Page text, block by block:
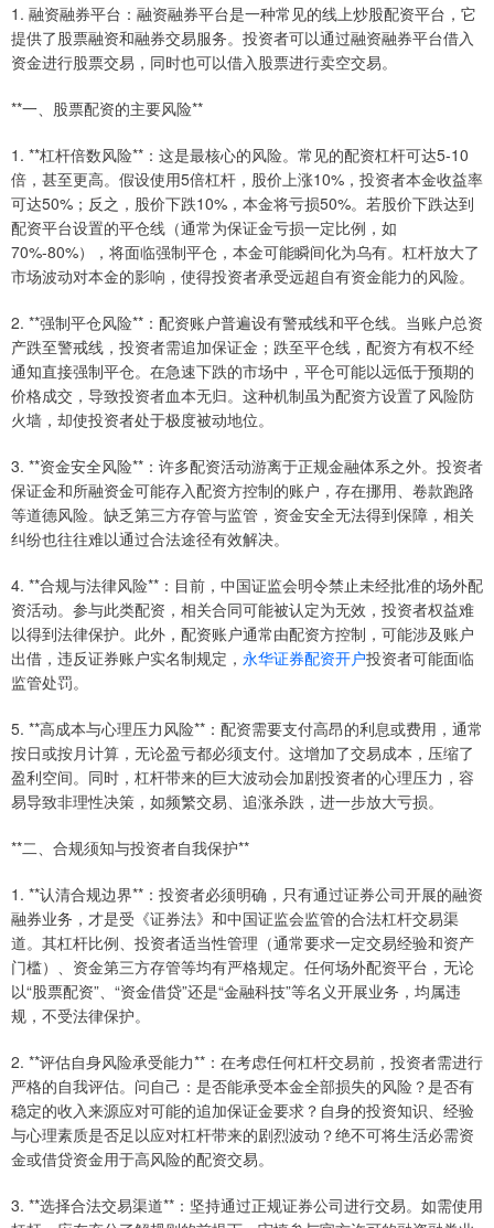
1. 融资融券平台：融资融券平台是一种常见的线上炒股配资平台，它
提供了股票融资和融券交易服务。投资者可以通过融资融券平台借入
资金进行股票交易，同时也可以借入股票进行卖空交易。
**一、股票配资的主要风险**
1. **杠杆倍数风险**：这是最核心的风险。常见的配资杠杆可达5-10
倍，甚至更高。假设使用5倍杠杆，股价上涨10%，投资者本金收益率
可达50%；反之，股价下跌10%，本金将亏损50%。若股价下跌达到
配资平台设置的平仓线（通常为保证金亏损一定比例，如
70%-80%），将面临强制平仓，本金可能瞬间化为乌有。杠杆放大了
市场波动对本金的影响，使得投资者承受远超自有资金能力的风险。
2. **强制平仓风险**：配资账户普遍设有警戒线和平仓线。当账户总资
产跌至警戒线，投资者需追加保证金；跌至平仓线，配资方有权不经
通知直接强制平仓。在急速下跌的市场中，平仓可能以远低于预期的
价格成交，导致投资者血本无归。这种机制虽为配资方设置了风险防
火墙，却使投资者处于极度被动地位。
3. **资金安全风险**：许多配资活动游离于正规金融体系之外。投资者
保证金和所融资金可能存入配资方控制的账户，存在挪用、卷款跑路
等道德风险。缺乏第三方存管与监管，资金安全无法得到保障，相关
纠纷也往往难以通过合法途径有效解决。
4. **合规与法律风险**：目前，中国证监会明令禁止未经批准的场外配
资活动。参与此类配资，相关合同可能被认定为无效，投资者权益难
以得到法律保护。此外，配资账户通常由配资方控制，可能涉及账户
出借，违反证券账户实名制规定， 永华证券配资开户投资者可能面临
监管处罚。
5. **高成本与心理压力风险**：配资需要支付高昂的利息或费用，通常
按日或按月计算，无论盈亏都必须支付。这增加了交易成本，压缩了
盈利空间。同时，杠杆带来的巨大波动会加剧投资者的心理压力，容
易导致非理性决策，如频繁交易、追涨杀跌，进一步放大亏损。
**二、合规须知与投资者自我保护**
1. **认清合规边界**：投资者必须明确，只有通过证券公司开展的融资
融券业务，才是受《证券法》和中国证监会监管的合法杠杆交易渠
道。其杠杆比例、投资者适当性管理（通常要求一定交易经验和资产
门槛）、资金第三方存管等均有严格规定。任何场外配资平台，无论
以“股票配资”、“资金借贷”还是“金融科技”等名义开展业务，均属违
规，不受法律保护。
2. **评估自身风险承受能力**：在考虑任何杠杆交易前，投资者需进行
严格的自我评估。问自己：是否能承受本金全部损失的风险？是否有
稳定的收入来源应对可能的追加保证金要求？自身的投资知识、经验
与心理素质是否足以应对杠杆带来的剧烈波动？绝不可将生活必需资
金或借贷资金用于高风险的配资交易。
3. **选择合法交易渠道**：坚持通过正规证券公司进行交易。如需使用